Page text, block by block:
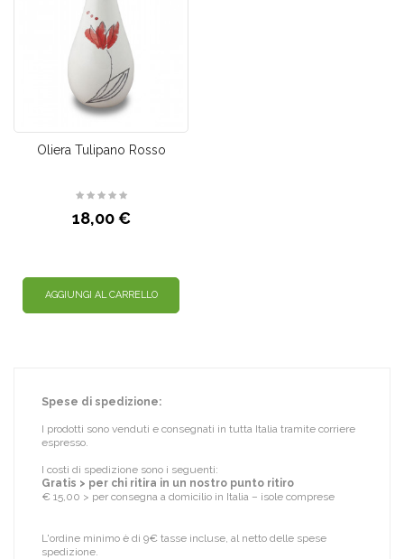
Oliera Tulipano Rosso
18,00 €
AGGIUNGI AL CARRELLO
Spese di spedizione:
I prodotti sono venduti e consegnati in tutta Italia tramite corriere
espresso.
I costi di spedizione sono i seguenti:
Gratis > per chi ritira in un nostro punto ritiro
€ 15,00 > per consegna a domicilio in Italia – isole comprese
L'ordine minimo è di 9€ tasse incluse, al netto delle spese
spedizione.